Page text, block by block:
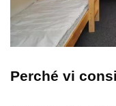
Perché vi